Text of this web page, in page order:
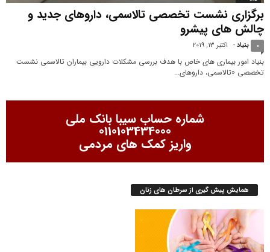
برگزاری نشست تخصصی تالاسمی، داروهای جدید و
چالش های پیش‎رو
بنیاد- اکتبر 13, 2019 0
بنیاد امور بیماری های خاص با هدف بررسی مشکلات دارویی بیماران تالاسمی نشست
تخصصی «تالاسمی، داروهای...
شماره حساب سیبا بانک ملی
0110103434000
واریز کمک های مردمی
همایش پیش گیری از سرطان های زنان